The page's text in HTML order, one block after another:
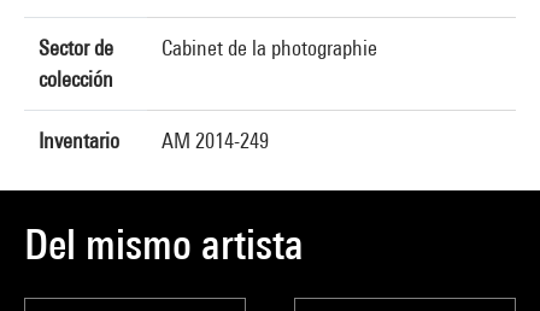
Sector de
colección
Cabinet de la photographie
Inventario AM 2014-249
Del mismo artista